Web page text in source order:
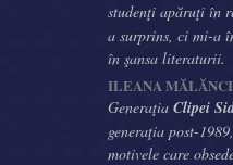
studenţi apăruţi în
a surprins, ci mi-a
în şansa literaturii.
ILEANA
Generaţia Clipei
generaţia post-
motivele care